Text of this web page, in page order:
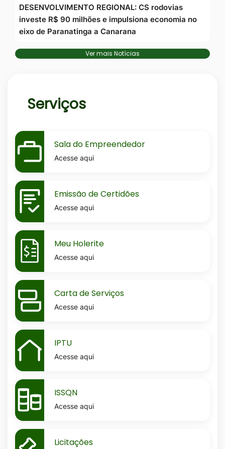
DESENVOLVIMENTO REGIONAL: CS rodovias
investe R$ 90 milhões e impulsiona economia no
eixo de Paranatinga a Canarana
Ver mais Notícias
Serviços
MaskSala-
do-
empreendedor
Sala do Empreendedor
Acesse aqui
MaskEmissao-
de-
certidoes
Emissão de Certidões
Acesse aqui
MaskMeu-
holerite
Meu Holerite
Acesse aqui
MaskCarta-
de-
servicos
Carta de Serviços
Acesse aqui
MaskIptuIPTU
Acesse aqui
MaskIssqn
ISSQN
Acesse aqui
MaskLicitacoes
Licitações